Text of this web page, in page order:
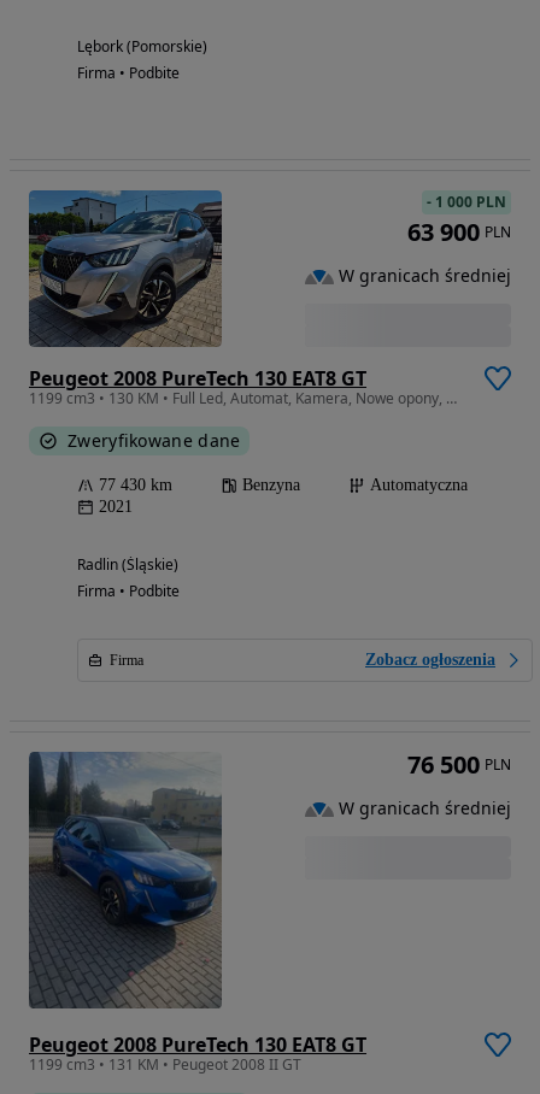
Lębork (Pomorskie)
Firma • Podbite
Peugeot 2008 PureTech 130 EAT8 GT
1199 cm3 • 130 KM • Full Led, Automat, Kamera, Nowe opony, Nowy rozrząd
Zweryfikowane dane
77 430 km Benzyna
Automatyczna
2021
Radlin (Śląskie)
Firma • Podbite
Firma Zobacz ogłoszenia
- 1 000 PLN
63 900 PLN
W granicach średniej
Peugeot 2008 PureTech 130 EAT8 GT
1199 cm3 • 131 KM • Peugeot 2008 II GT
76 500 PLN
W granicach średniej